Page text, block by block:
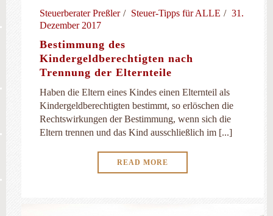
Steuerberater Preßler Steuer-Tipps für ALLE
31.
Dezember 2017
Bestimmung des
Kindergeldberechtigten nach
Trennung der Elternteile
Haben die Eltern eines Kindes einen Elternteil als
Kindergeldberechtigten bestimmt, so erlöschen die
Rechtswirkungen der Bestimmung, wenn sich die
Eltern trennen und das Kind ausschließlich im [...]
READ MORE